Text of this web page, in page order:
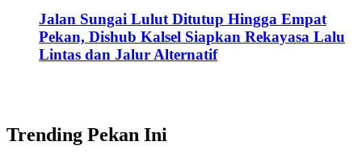
Jalan Sungai Lulut Ditutup Hingga Empat
Pekan, Dishub Kalsel Siapkan Rekayasa Lalu
Lintas dan Jalur Alternatif
Trending Pekan Ini